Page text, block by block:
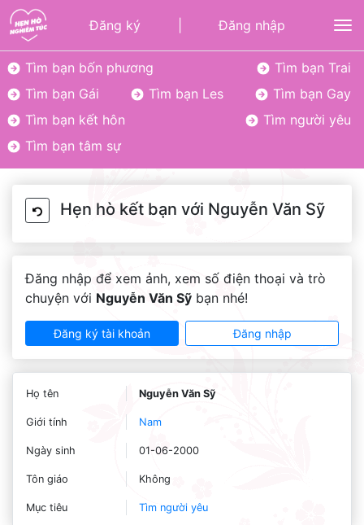
Đăng ký Đăng nhập
Tìm bạn bốn phương
Tìm bạn Trai
Tìm bạn Gái
Tìm bạn Les
Tìm bạn Gay
Tìm bạn kết hôn
Tìm người yêu
Tìm bạn tâm sự
Hẹn hò kết bạn với Nguyễn Văn Sỹ
Đăng nhập để xem ảnh, xem số điện thoại và trò
chuyện với Nguyễn Văn Sỹ bạn nhé!
Đăng ký tài khoản Đăng nhập
Họ tên Nguyễn Văn Sỹ
Giới tính Nam
Ngày sinh 01-06-2000
Tôn giáo Không
Mục tiêu Tìm người yêu